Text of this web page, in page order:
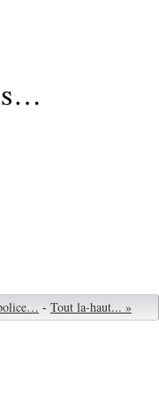
- Tout la-haut... »